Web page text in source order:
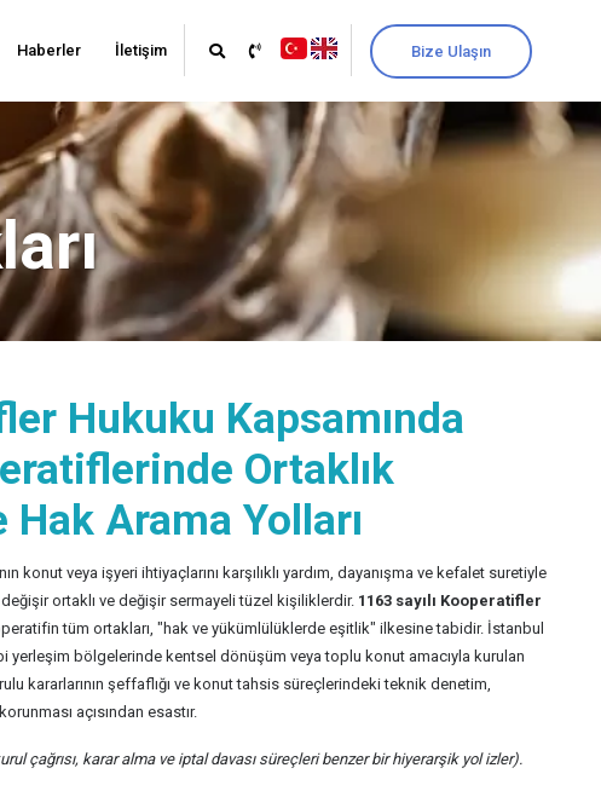
Haberler İletişim Bize Ulaşın
Hukuku Kapsamında
Ortaklık
Hak Arama Yolları
konut veya işyeri ihtiyaçlarını karşılıklı yardım, dayanışma ve kefalet suretiyle
ortaklı ve değişir sermayeli tüzel kişiliklerdir. 1163 sayılı Kooperatifler
tüm ortakları, "hak ve yükümlülüklerde eşitlik" ilkesine tabidir. İstanbul
yerleşim bölgelerinde kentsel dönüşüm veya toplu konut amacıyla kurulan
kararlarının şeffaflığı ve konut tahsis süreçlerindeki teknik denetim,
açısından esastır.
çağrısı, karar alma ve iptal davası süreçleri benzer bir hiyerarşik yol izler).